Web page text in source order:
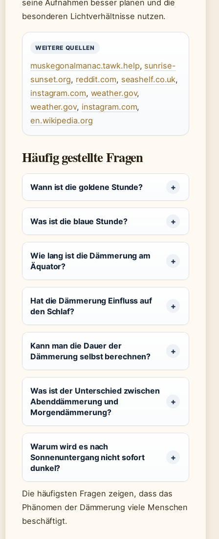
seine Aufnahmen besser planen und die
besonderen Lichtverhältnisse nutzen.
WEITERE QUELLEN
muskegonalmanac.tawk.help, sunrise-
sunset.org, reddit.com, seashelf.co.uk,
instagram.com, weather.gov,
weather.gov, instagram.com,
en.wikipedia.org
Häufig gestellte Fragen
Wann ist die goldene Stunde?
Was ist die blaue Stunde?
Wie lang ist die Dämmerung am
Äquator?
Hat die Dämmerung Einfluss auf
den Schlaf?
Kann man die Dauer der
Dämmerung selbst berechnen?
Was ist der Unterschied zwischen
Abenddämmerung und
Morgendämmerung?
Warum wird es nach
Sonnenuntergang nicht sofort
dunkel?
Die häufigsten Fragen zeigen, dass das
Phänomen der Dämmerung viele Menschen
beschäftigt.